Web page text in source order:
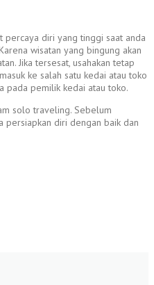
percaya diri yang tinggi saat anda
wisatan yang bingung akan
Jika tersesat, usahakan tetap
ke salah satu kedai atau toko
pada pemilik kedai atau toko.
solo traveling. Sebelum
persiapkan diri dengan baik dan